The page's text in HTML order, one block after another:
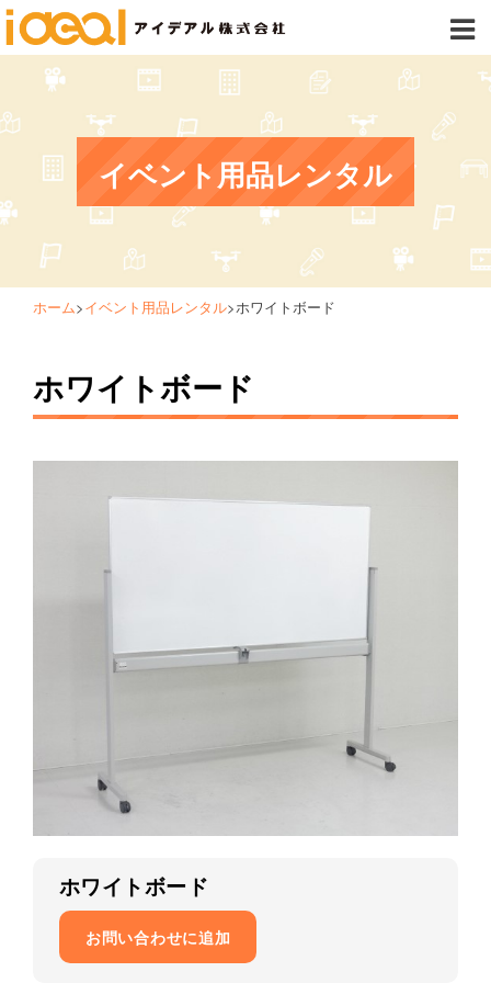
イベント用品レンタル
ホーム>イベント用品レンタル>ホワイトボード
ホワイトボード
ホワイトボード
お問い合わせに追加